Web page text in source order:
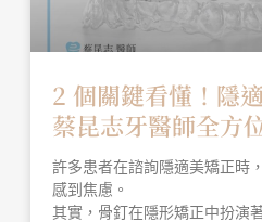
2 個關鍵看懂！隱
蔡昆志牙醫師全方
許多患者在諮詢隱適美矯正時
感到焦慮。
其實，骨釘在隱形矯正中扮演